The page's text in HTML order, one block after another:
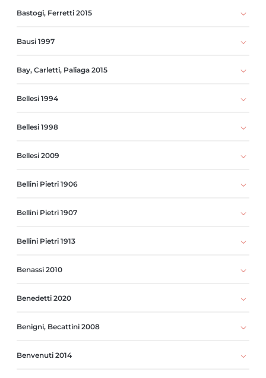
Bastogi, Ferretti 2015
Bausi 1997
Bay, Carletti, Paliaga 2015
Bellesi 1994
Bellesi 1998
Bellesi 2009
Bellini Pietri 1906
Bellini Pietri 1907
Bellini Pietri 1913
Benassi 2010
Benedetti 2020
Benigni, Becattini 2008
Benvenuti 2014